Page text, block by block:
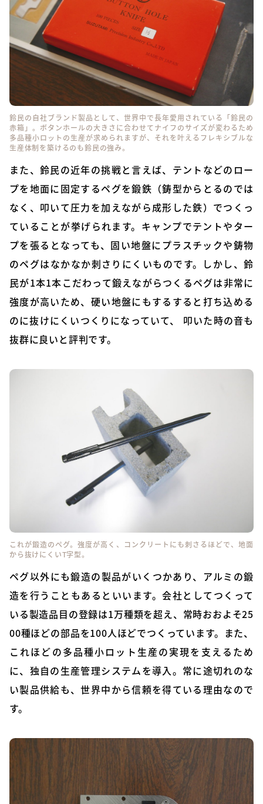
鈴民の自社ブランド製品として、世界中で長年愛用されている「鈴民の
赤箱」。ボタンホールの大きさに合わせてナイフのサイズが変わるため
多品種小ロットの生産が求められますが、それを叶えるフレキシブルな
生産体制を築けるのも鈴民の強み。
また、鈴民の近年の挑戦と言えば、テントなどのロー
プを地面に固定するペグを鍛鉄（鋳型からとるのでは
なく、叩いて圧力を加えながら成形した鉄）でつくっ
ていることが挙げられます。キャンプでテントやター
プを張るとなっても、固い地盤にプラスチックや鋳物
のペグはなかなか刺さりにくいものです。しかし、鈴
民が1本1本こだわって鍛えながらつくるペグは非常に
強度が高いため、硬い地盤にもするすると打ち込める
のに抜けにくいつくりになっていて、 叩いた時の音も
抜群に良いと評判です。
これが鍛造のペグ。強度が高く、コンクリートにも刺さるほどで、地面
から抜けにくいT字型。
ペグ以外にも鍛造の製品がいくつかあり、アルミの鍛
造を行うこともあるといいます。会社としてつくって
いる製造品目の登録は1万種類を超え、常時おおよそ25
00種ほどの部品を100人ほどでつくっています。また、
これほどの多品種小ロット生産の実現を支えるため
に、独自の生産管理システムを導入。常に途切れのな
い製品供給も、世界中から信頼を得ている理由なので
す。